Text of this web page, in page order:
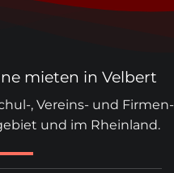
mieten in Velbert
, Vereins- und Firmen-
und im Rheinland.